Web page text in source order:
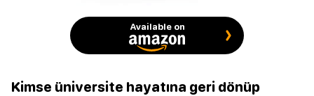
Available on
Kimse üniversite hayatına geri dönüp